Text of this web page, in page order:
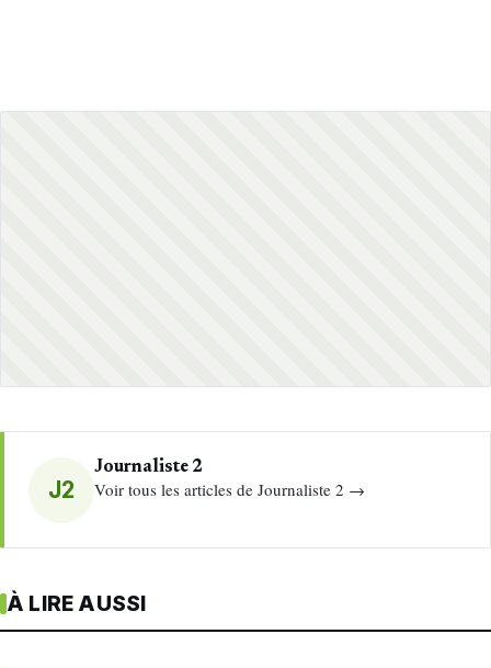
J2
Journaliste 2
Voir tous les articles de Journaliste 2 →
À LIRE AUSSI